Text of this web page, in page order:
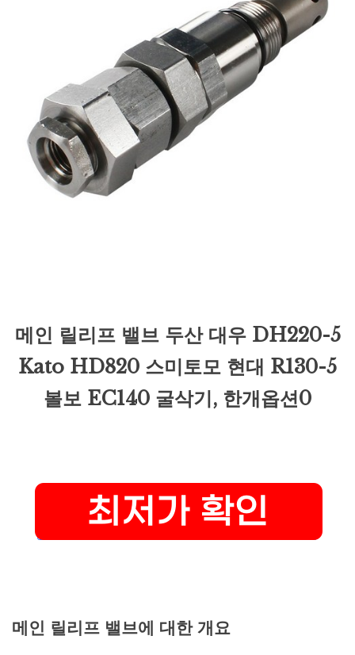
메인 릴리프 밸브 두산 대우 DH220-5
Kato HD820 스미토모 현대 R130-5
볼보 EC140 굴삭기, 한개옵션0
메인 릴리프 밸브에 대한 개요